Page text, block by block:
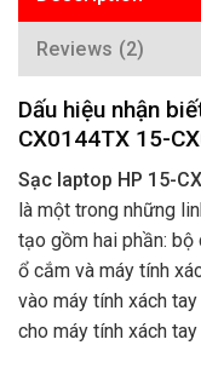
Reviews (2)
Dấu hiệu nhận
CX0144TX 15-
Sạc laptop HP 15-
là một trong những
tạo gồm hai phần:
ổ cắm và máy tính
vào máy tính xách
cho máy tính xách